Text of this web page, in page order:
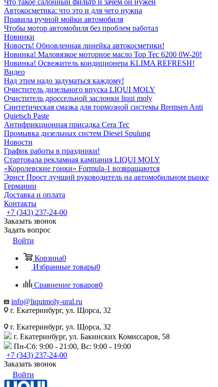
Что такое салонный фильтр и зачем он нужен
Автокосметика: что это и для чего нужна
Правила ручной мойки автомобиля
Чтобы мотор автомобиля без проблем работал
Новинки
Новость! Обновленная линейка автокосметики!
Новинка! Маловязкое моторное масло Top Tec 6200 0W-20!
Новинка! Освежитель кондиционера KLIMA REFRESH!
Видео
Над этим надо задуматься каждому!
Очиститель дизельного впуска LIQUI MOLY
Очиститель дроссельной заслонки liqui moly
Синтетическая смазка для тормозной системы Bremsen Anti
Quietsch Paste
Антифрикционная присадка Cera Tec
Промывка дизельных систем Diesel Spulung
Новости
График работы в праздники!
Стартовала рекламная кампания LIQUI MOLY
«Королевские гонки» Formula-1 возвращаются
Эрнст Прост лучший руководитель на автомобильном рынке
Германии
Доставка и оплата
Контакты
+7 (343) 237-24-00
Заказать звонок
Задать вопрос
Войти
Корзина0
Избранные товары0
Сравнение товаров0
info@liquimoly-ural.ru
г. Екатеринбург, ул. Щорса, 32
г. Екатеринбург, ул. Щорса, 32
г. Екатеринбург, ул. Бакинских Комиссаров, 58
Пн-Сб: 9:00 - 21:00, Вс: 9:00 - 19:00
+7 (343) 237-24-00
Заказать звонок
Войти